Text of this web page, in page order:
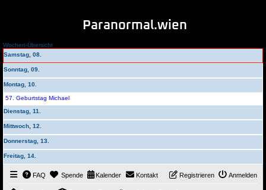
Paranormal.wien
Wochen-Übersicht
Samstag, 08.
Sonntag, 09.
Montag, 10.
57. Geburtstag Michael
Dienstag, 11.
Mittwoch, 12.
Donnerstag, 13.
Freitag, 14.
FAQ Spende Kalender Kontakt Anmelden
Registrieren